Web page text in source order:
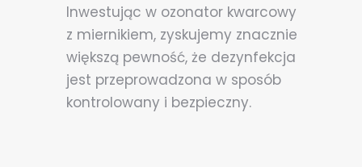
Inwestując w ozonator kwarcowy
z miernikiem, zyskujemy znacznie
większą pewność, że dezynfekcja
jest przeprowadzona w sposób
kontrolowany i bezpieczny.